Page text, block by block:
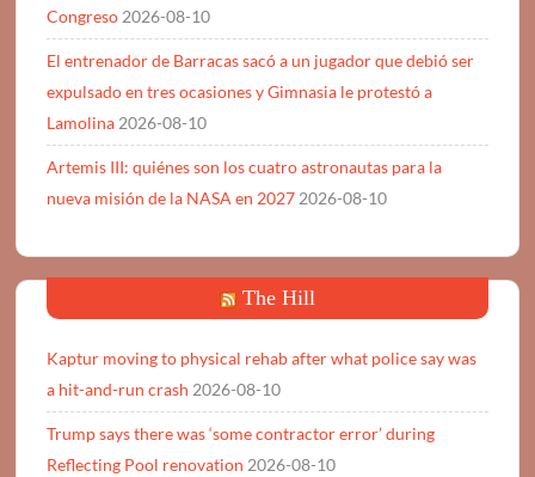
Congreso 2026-08-10
El entrenador de Barracas sacó a un jugador que debió ser
expulsado en tres ocasiones y Gimnasia le protestó a
Lamolina 2026-08-10
Artemis III: quiénes son los cuatro astronautas para la
nueva misión de la NASA en 2027 2026-08-10
The Hill
Kaptur moving to physical rehab after what police say was
a hit-and-run crash 2026-08-10
Trump says there was ‘some contractor error’ during
Reflecting Pool renovation 2026-08-10